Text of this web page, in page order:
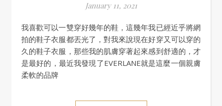
January 11, 2021
我喜歡可以一雙穿好幾年的鞋，這幾年我已經近乎將網
拍的鞋子衣服都丟光了，對我來說現在好穿又可以穿的
久的鞋子衣服，那些我的肌膚穿著起來感到舒適的，才
是最好的，最近我發現了EVERLANE就是這麼一個親膚
柔軟的品牌